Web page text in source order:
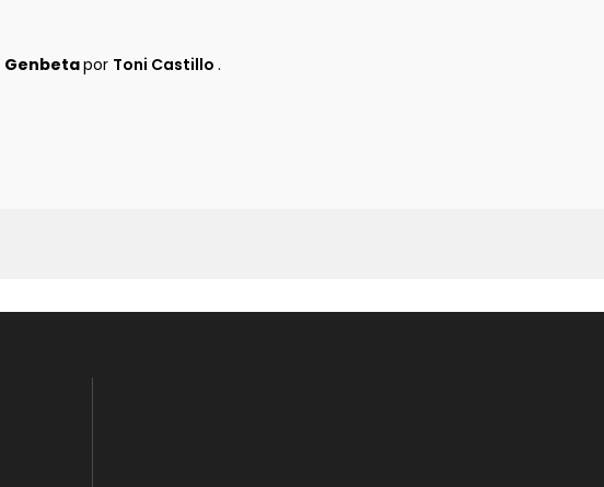
Genbetapor Toni Castillo .